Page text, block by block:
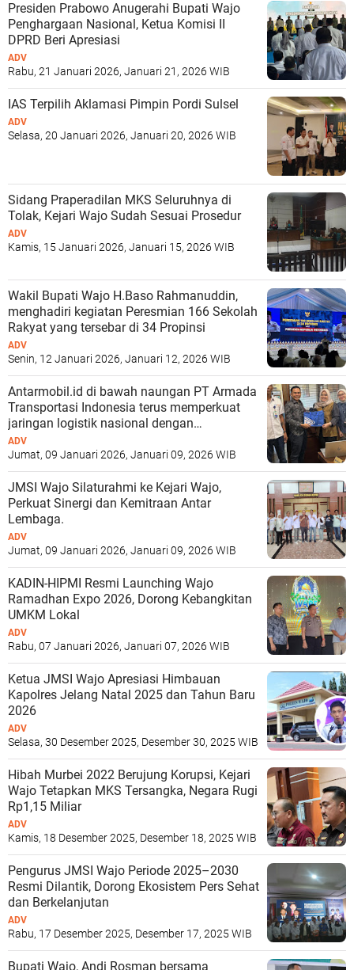
Presiden Prabowo Anugerahi Bupati Wajo
Penghargaan Nasional, Ketua Komisi II
DPRD Beri Apresiasi
ADV
Rabu, 21 Januari 2026, Januari 21, 2026 WIB
IAS Terpilih Aklamasi Pimpin Pordi Sulsel
ADV
Selasa, 20 Januari 2026, Januari 20, 2026 WIB
Sidang Praperadilan MKS Seluruhnya di
Tolak, Kejari Wajo Sudah Sesuai Prosedur
ADV
Kamis, 15 Januari 2026, Januari 15, 2026 WIB
Wakil Bupati Wajo H.Baso Rahmanuddin,
menghadiri kegiatan Peresmian 166 Sekolah
Rakyat yang tersebar di 34 Propinsi
ADV
Senin, 12 Januari 2026, Januari 12, 2026 WIB
Antarmobil.id di bawah naungan PT Armada
Transportasi Indonesia terus memperkuat
jaringan logistik nasional dengan
membangun kolaborasi strategis bersama
PT Pelayaran Nasional Indonesia (Pelni)
Pusat
ADV
Jumat, 09 Januari 2026, Januari 09, 2026 WIB
JMSI Wajo Silaturahmi ke Kejari Wajo,
Perkuat Sinergi dan Kemitraan Antar
Lembaga.
ADV
Jumat, 09 Januari 2026, Januari 09, 2026 WIB
KADIN-HIPMI Resmi Launching Wajo
Ramadhan Expo 2026, Dorong Kebangkitan
UMKM Lokal
ADV
Rabu, 07 Januari 2026, Januari 07, 2026 WIB
Ketua JMSI Wajo Apresiasi Himbauan
Kapolres Jelang Natal 2025 dan Tahun Baru
2026
ADV
Selasa, 30 Desember 2025, Desember 30, 2025 WIB
Hibah Murbei 2022 Berujung Korupsi, Kejari
Wajo Tetapkan MKS Tersangka, Negara Rugi
Rp1,15 Miliar
ADV
Kamis, 18 Desember 2025, Desember 18, 2025 WIB
Pengurus JMSI Wajo Periode 2025–2030
Resmi Dilantik, Dorong Ekosistem Pers Sehat
dan Berkelanjutan
ADV
Rabu, 17 Desember 2025, Desember 17, 2025 WIB
Bupati Wajo, Andi Rosman bersama